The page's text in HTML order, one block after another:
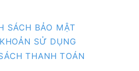
SÁCH BẢO MẬT
SỬ DỤNG
THANH TOÁN